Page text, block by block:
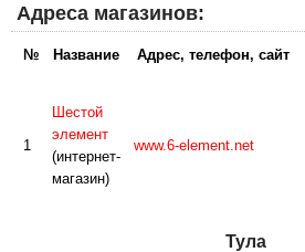
Адреса магазинов:
№ Название Адрес, телефон, сайт
1
Шестой
элемент
(интернет-
магазин)
www.6-element.net
Тула